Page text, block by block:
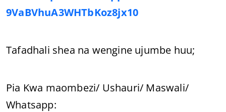
9VaBVhuA3WHTbKoz8jx10
Tafadhali shea na wengine ujumbe huu;
Pia Kwa maombezi/ Ushauri/ Maswali/
Whatsapp: